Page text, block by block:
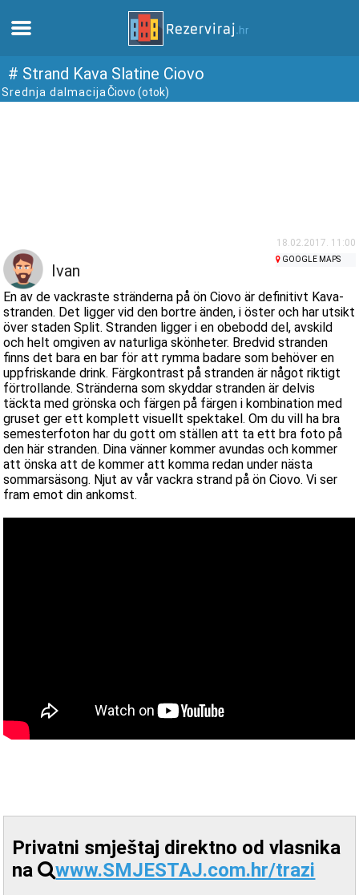
Hem
webcams
Möt Kroatien
museer
# Strand Kava Slatine Ciovo
Srednja dalmacija Čiovo (otok)
18.02.2017. 11:00
Ivan
GOOGLE MAPS
En av de vackraste stränderna på ön Ciovo är definitivt Kava-
stranden. Det ligger vid den bortre änden, i öster och har utsikt
över staden Split. Stranden ligger i en obebodd del, avskild
och helt omgiven av naturliga skönheter. Bredvid stranden
finns det bara en bar för att rymma badare som behöver en
uppfriskande drink. Färgkontrast på stranden är något riktigt
förtrollande. Stränderna som skyddar stranden är delvis
täckta med grönska och färgen på färgen i kombination med
gruset ger ett komplett visuellt spektakel. Om du vill ha bra
semesterfoton har du gott om ställen att ta ett bra foto på
den här stranden. Dina vänner kommer avundas och kommer
att önska att de kommer att komma redan under nästa
sommarsäsong. Njut av vår vackra strand på ön Ciovo. Vi ser
fram emot din ankomst.
Privatni smještaj direktno od vlasnika
na
www.SMJESTAJ.com.hr/trazi